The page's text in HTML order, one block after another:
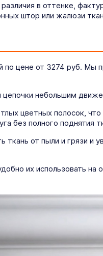
в оттенке,
штор или жалюзи
цене от 3274 руб. Мы
цепочки небольшим
цветных полосок, что
без полного поднятия
от пыли и грязи и
их использовать на